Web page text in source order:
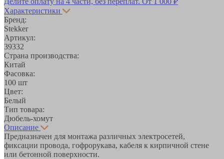
Характеристики
Бренд:
Stekker
Артикул:
39332
Страна производства:
Китай
Фасовка:
100 шт
Цвет:
Белый
Тип товара:
Дюбель-хомут
Описание
Предназначен для монтажа различных электросетей,
фиксации провода, гофрорукава, кабеля к кирпичной стене
или бетонной поверхности.